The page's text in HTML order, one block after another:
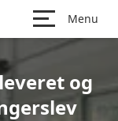
Menu
og